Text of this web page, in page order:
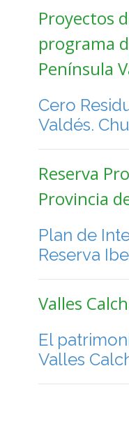
Proyectos
programa
Península
Cero
Valdés.
Reserva
Provincia
Plan de
Reserva
Valles
El
Valles